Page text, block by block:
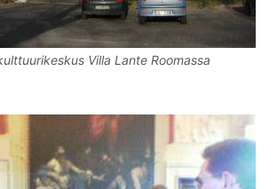
Villa Lante Roomassa